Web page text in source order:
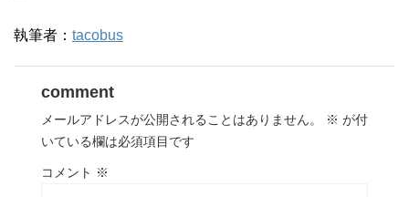
執筆者： tacobus
comment
メールアドレスが公開されることはありません。 ※ が付
いている欄は必須項目です
コメント ※